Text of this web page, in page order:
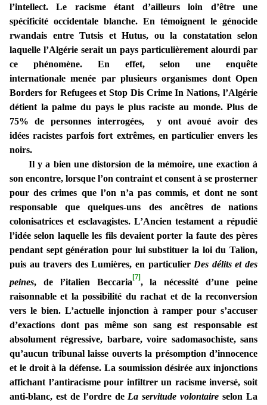
l’intellect. Le racisme étant d’ailleurs loin d’être une
spécificité occidentale blanche. En témoignent le génocide
rwandais entre Tutsis et Hutus, ou la constatation selon
laquelle l’Algérie serait un pays particulièrement alourdi par
ce phénomène. En effet, selon une enquête
internationale menée par plusieurs organismes dont Open
Borders for Refugees et Stop Dis Crime In Nations, l’Algérie
détient la palme du pays le plus raciste au monde. Plus de
75% de personnes interrogées, y ont avoué avoir des
idées racistes parfois fort extrêmes, en particulier envers les
noirs.
Il y a bien une distorsion de la mémoire, une exaction à
son encontre, lorsque l’on contraint et consent à se prosterner
pour des crimes que l’on n’a pas commis, et dont ne sont
responsable que quelques-uns des ancêtres de nations
colonisatrices et esclavagistes. L’Ancien testament a répudié
l’idée selon laquelle les fils devaient porter la faute des pères
pendant sept génération pour lui substituer la loi du Talion,
puis au travers des Lumières, en particulier Des délits et des
peines, de l’italien Beccaria [7], la nécessité d’une peine
raisonnable et la possibilité du rachat et de la reconversion
vers le bien. L’actuelle injonction à ramper pour s’accuser
d’exactions dont pas même son sang est responsable est
absolument régressive, barbare, voire sadomasochiste, sans
qu’aucun tribunal laisse ouverts la présomption d’innocence
et le droit à la défense. La soumission désirée aux injonctions
affichant l’antiracisme pour infiltrer un racisme inversé, soit
anti-blanc, est de l’ordre de La servitude volontaire selon La